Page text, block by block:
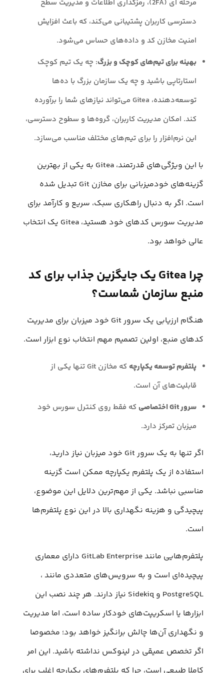
مرحله ای (2FA)، رمزگذاری اطلاعات و مدیریت سطح
دسترسی کاربران پشتیبانی می‌کند، که باعث افزایش
امنیت مخازن کد و داده‌های حساس می‌شود.
بهینه برای تیم‌های کوچک و بزرگ: چه یک تیم کوچک
استارتاپی باشید و چه یک سازمان بزرگ با ده‌ها
توسعه‌دهنده، Gitea می‌تواند نیاز‌های شما را برآورده
کند. امکان مدیریت کاربران، گروه‌ها و سطوح دسترسی،
این نرم‌افزار را برای تیم‌های مختلف مناسب می‌سازد.
با این ویژگی‌های قدرتمند، Gitea به یکی از بهترین
گزینه‌های خود‌میزبانی برای مخازن Git تبدیل شده
است. اگر به دنبال راهکاری سبک، سریع و کارآمد برای
مدیریت سورس کدهای خود هستید، Gitea یک انتخاب
عالی خواهد بود.
چرا Gitea یک جایگزین جذاب برای کد
منبع سازمان شماست؟
هنگام ارزیابی یک سرور Git خود میزبان برای مدیریت
کدهای منبع، اولین تصمیم مهم انتخاب نوع ابزار است.
پلتفرم توسعه یکپارچه
که مخازن Git تنها یکی از
قابلیت‌های آن است.
سرور Git اختصاصی
که فقط روی کنترل سورس خود
میزبان تمرکز دارد.
اگر تنها به یک سرور Git خود میزبان نیاز دارید،
استفاده از یک پلتفرم یکپارچه ممکن است گزینه
مناسبی نباشد. یکی از مهم‌ترین دلایل این موضوع،
پیچیدگی و هزینه نگهداری بالا در این نوع پلتفرم‌ها
است.
پلتفرم‌هایی مانند GitLab Enterprise دارای معماری
پیچیده‌ای است و به سرویس‌های متعددی مانند ،
PostgreSQL و Sidekiq نیاز دارند. هر چند نصب این
ابزارها یا اسکریپت‌های خودکار ساده است، اما مدیریت
و نگهداری آن‌ها چالش برانگیز خواهد بود؛ مخصوصا
اگر تخصص عمیقی در لینوکس نداشته باشید. این امر